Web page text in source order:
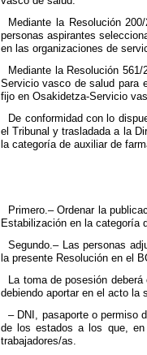
Mediante la Resolución
personas aspirantes
en las organizaciones de
Mediante la Resolución
Servicio vasco de salud para
fijo en Osakidetza-Servicio
De conformidad con lo
el Tribunal y trasladada a la
la categoría de auxiliar de
Primero.– Ordenar la
Estabilización en la categoría
Segundo.– Las personas
la presente Resolución en el
La toma de posesión
debiendo aportar en el acto la
– DNI, pasaporte o permiso
de los estados a los que,
trabajadores/as.